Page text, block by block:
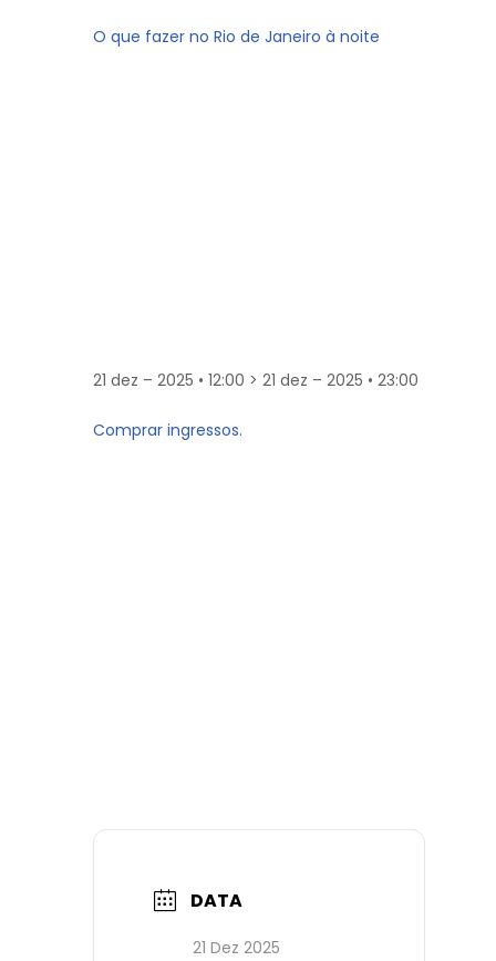
O que fazer no Rio de Janeiro à noite
21 dez – 2025 • 12:00 > 21 dez – 2025 • 23:00
Comprar ingressos.
DATA
21 Dez 2025